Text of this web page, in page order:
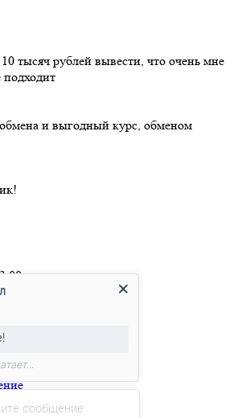
тысяч рублей вывести, что очень мне
подходит
и выгодный курс, обменом
в сети
сообщение